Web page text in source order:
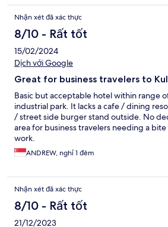
Nhận xét đã xác thực
8/10 - Rất tốt
15/02/2024
Dịch với Google
Great for business travelers to
Basic but acceptable hotel within range
industrial park. It lacks a cafe / dining
/ street side burger stand outside. No
area for business travelers needing a
work.
ANDREW, nghỉ 1 đêm
Nhận xét đã xác thực
8/10 - Rất tốt
21/12/2023